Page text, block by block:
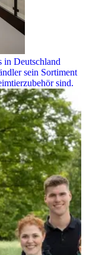
in Deutschland
sein Sortiment
sind.